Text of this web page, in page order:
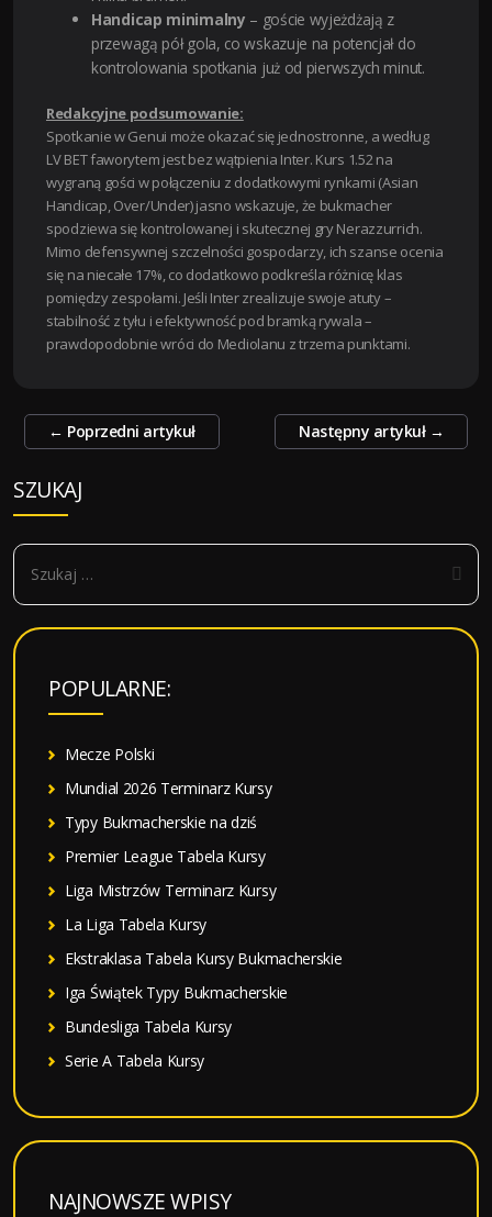
Handicap minimalny – goście wyjeżdżają z
przewagą pół gola, co wskazuje na potencjał do
kontrolowania spotkania już od pierwszych minut.
Redakcyjne podsumowanie:
Spotkanie w Genui może okazać się jednostronne, a według
LV BET faworytem jest bez wątpienia Inter. Kurs 1.52 na
wygraną gości w połączeniu z dodatkowymi rynkami (Asian
Handicap, Over/Under) jasno wskazuje, że bukmacher
spodziewa się kontrolowanej i skutecznej gry Nerazzurrich.
Mimo defensywnej szczelności gospodarzy, ich szanse ocenia
się na niecałe 17%, co dodatkowo podkreśla różnicę klas
pomiędzy zespołami. Jeśli Inter zrealizuje swoje atuty –
stabilność z tyłu i efektywność pod bramką rywala –
prawdopodobnie wróci do Mediolanu z trzema punktami.
Zobacz
← Poprzedni artykuł Następny artykuł →
SZUKAJ
S
k
POPULARNE:
Mecze Polski
Mundial 2026 Terminarz Kursy
Typy Bukmacherskie na dziś
Premier League Tabela Kursy
Liga Mistrzów Terminarz Kursy
La Liga Tabela Kursy
Ekstraklasa Tabela Kursy Bukmacherskie
Iga Świątek Typy Bukmacherskie
Bundesliga Tabela Kursy
Serie A Tabela Kursy
NAJNOWSZE WPISY